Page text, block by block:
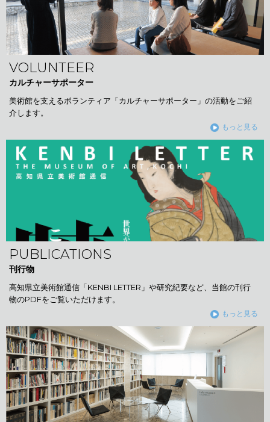
VOLUNTEER
カルチャーサポーター
美術館を支えるボランティア「カルチャーサポーター」の活動をご紹
介します。
もっと見る
PUBLICATIONS
刊行物
高知県立美術館通信「KENBI LETTER」や研究紀要など、当館の刊行
物のPDFをご覧いただけます。
もっと見る